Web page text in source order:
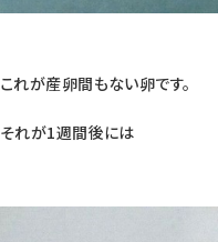
これが産卵間もない卵です。
それが1週間後には